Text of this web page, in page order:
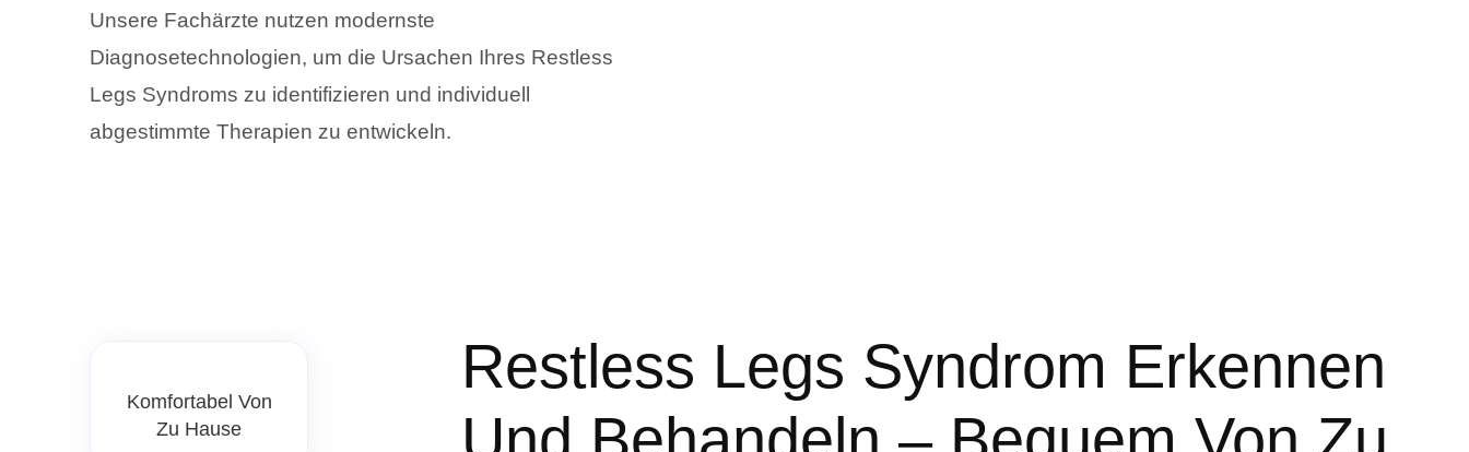
Unsere Fachärzte nutzen modernste
Diagnosetechnologien, um die Ursachen Ihres Restless
Legs Syndroms zu identifizieren und individuell
abgestimmte Therapien zu entwickeln.
Komfortabel Von
Zu Hause
Restless Legs Syndrom Erkennen